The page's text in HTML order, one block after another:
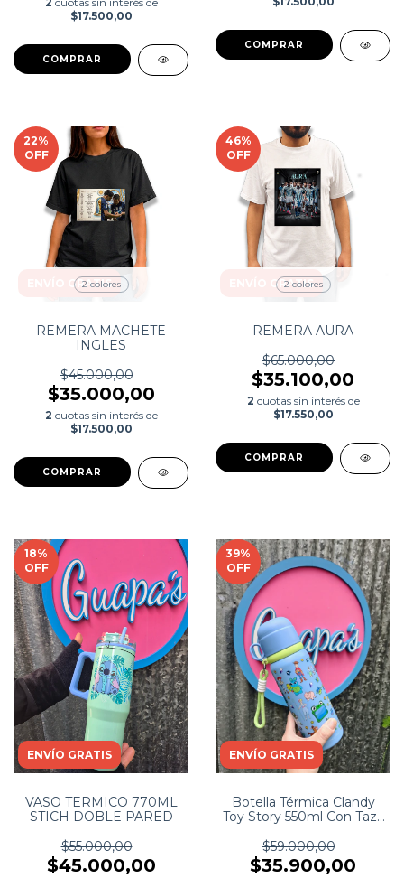
$17.500,00
COMPRAR
COMPRAR
22%
OFF
ENVÍO GRATIS
2 colores
REMERA MACHETE
INGLES
$45.000,00
$35.000,00
2 cuotas sin interés de
$17.500,00
COMPRAR
46%
OFF
ENVÍO GRATIS
2 colores
REMERA AURA
$65.000,00
$35.100,00
2 cuotas sin interés de
$17.550,00
COMPRAR
18%
OFF
ENVÍO GRATIS
VASO TERMICO 770ML
STICH DOBLE PARED
$55.000,00
$45.000,00
39%
OFF
ENVÍO GRATIS
Botella Térmica Clandy
Toy Story 550ml Con Taza
$59.000,00
$35.900,00